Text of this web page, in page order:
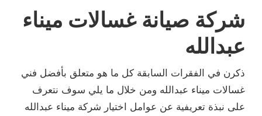
شركة صيانة غسالات ميناء
عبدالله
ذكرن في الفقرات السابقة كل ما هو متعلق بأفضل فني
غسالات ميناء عبدالله ومن خلال ما يلي سوف نتعرف
على نبذة تعريفية عن عوامل اختيار شركة ميناء عبدالله